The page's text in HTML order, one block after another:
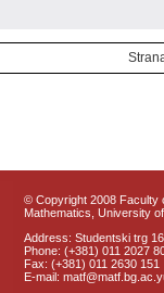
© Copyright 2008 Faculty
Mathematics, University
Address: Studentski trg 16
Phone: (+381) 011 2027
Fax: (+381) 011 2630 151
E-mail: